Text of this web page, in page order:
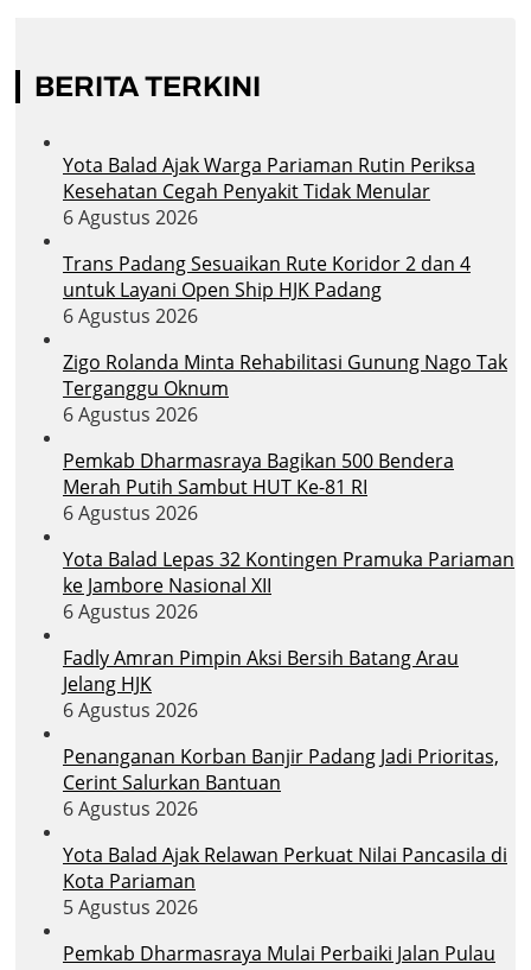
BERITA TERKINI
Yota Balad Ajak Warga Pariaman Rutin Periksa
Kesehatan Cegah Penyakit Tidak Menular
6 Agustus 2026
Trans Padang Sesuaikan Rute Koridor 2 dan 4
untuk Layani Open Ship HJK Padang
6 Agustus 2026
Zigo Rolanda Minta Rehabilitasi Gunung Nago Tak
Terganggu Oknum
6 Agustus 2026
Pemkab Dharmasraya Bagikan 500 Bendera
Merah Putih Sambut HUT Ke-81 RI
6 Agustus 2026
Yota Balad Lepas 32 Kontingen Pramuka Pariaman
ke Jambore Nasional XII
6 Agustus 2026
Fadly Amran Pimpin Aksi Bersih Batang Arau
Jelang HJK
6 Agustus 2026
Penanganan Korban Banjir Padang Jadi Prioritas,
Cerint Salurkan Bantuan
6 Agustus 2026
Yota Balad Ajak Relawan Perkuat Nilai Pancasila di
Kota Pariaman
5 Agustus 2026
Pemkab Dharmasraya Mulai Perbaiki Jalan Pulau